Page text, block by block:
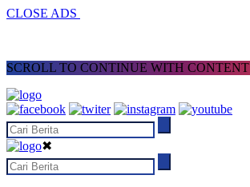
CLOSE ADS
SCROLL TO CONTINUE WITH CONTENT
✖